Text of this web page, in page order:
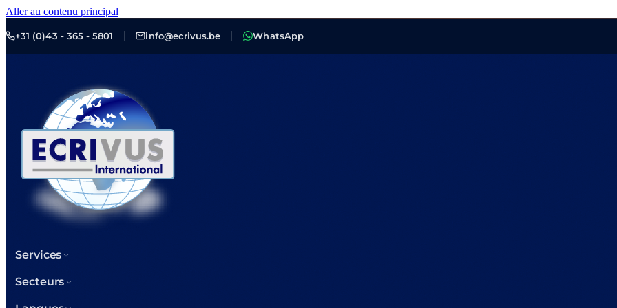
Aller au contenu principal
+31 (0)43 - 365 - 5801 info@ecrivus.be WhatsApp
Services
Secteurs